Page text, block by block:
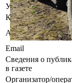
УНП
Контакты
Адрес
Email
Сведения о
в газете
Организатор/